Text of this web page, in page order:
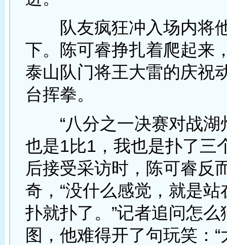
队友疯狂冲入场内将
下。陈可睿挣扎着爬起来
泰山队门将王大雷的庆祝
台挥拳。
“八分之一决赛对战湖
也是1比1，我也是扑了三
后接受采访时，陈可睿反
奇，“没什么感觉，就是站
扑就扑了。”记者追问怎么
图，他难得开了句玩笑：